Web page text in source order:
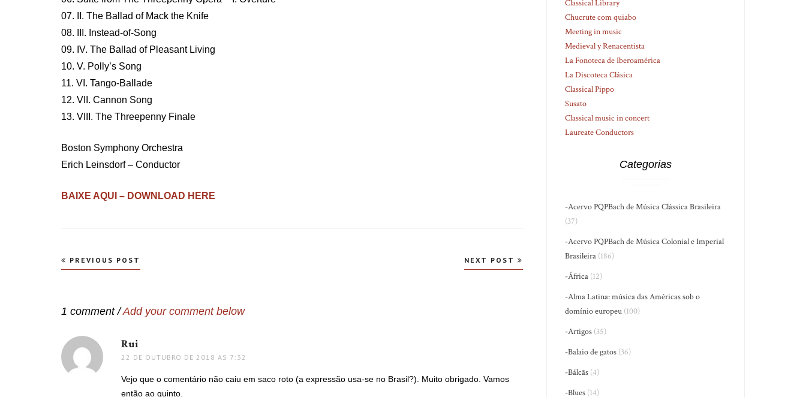
07. II. The Ballad of Mack the Knife
08. III. Instead-of-Song
09. IV. The Ballad of Pleasant Living
10. V. Polly’s Song
11. VI. Tango-Ballade
12. VII. Cannon Song
13. VIII. The Threepenny Finale
Boston Symphony Orchestra
Erich Leinsdorf – Conductor
BAIXE AQUI – DOWNLOAD HERE
Navegação
PREVIOUS POST NEXT POST
1 comment /Add your comment below
Rui
22 DE OUTUBRO DE 2018 ÀS 7:32
Vejo que o comentário não caiu em saco roto (a expressão usa-se no Brasil?). Muito obrigado. Vamos
então ao quinto.
Classical Library
Chucrute com quiabo
Meeting in music
Medieval y Renacentista
La Fonoteca de Iberoamérica
La Discoteca Clásica
Classical Pippo
Susato
Classical music in concert
Laureate Conductors
Categorias
-Acervo PQPBach de Música Clássica Brasileira
(37)
-Acervo PQPBach de Música Colonial e Imperial
Brasileira (186)
-África (12)
-Alma Latina: música das Américas sob o
domínio europeu (100)
-Artigos (35)
-Balaio de gatos (36)
-Bálcãs (4)
-Blues (14)